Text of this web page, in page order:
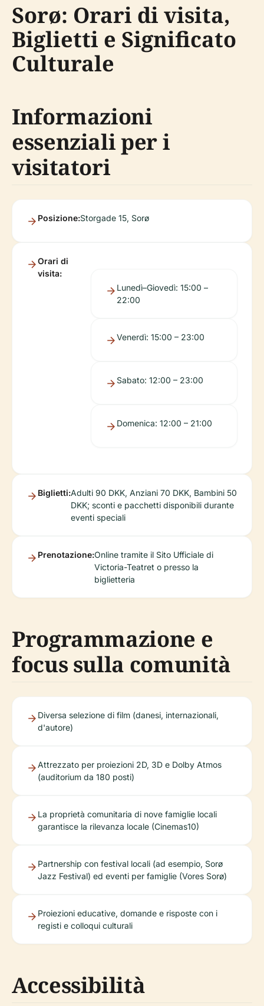
Sorø: Orari di visita,
Biglietti e Significato
Culturale
Informazioni
essenziali per i
visitatori
Posizione:Storgade 15, Sorø
Orari di
visita:
Lunedì–Giovedì: 15:00 –
22:00
Venerdì: 15:00 – 23:00
Sabato: 12:00 – 23:00
Domenica: 12:00 – 21:00
Biglietti:Adulti 90 DKK, Anziani 70 DKK, Bambini 50
DKK; sconti e pacchetti disponibili durante
eventi speciali
Prenotazione:Online tramite il Sito Ufficiale di
Victoria-Teatret o presso la
biglietteria
Programmazione e
focus sulla comunità
Diversa selezione di film (danesi, internazionali,
d'autore)
Attrezzato per proiezioni 2D, 3D e Dolby Atmos
(auditorium da 180 posti)
La proprietà comunitaria di nove famiglie locali
garantisce la rilevanza locale (Cinemas10)
Partnership con festival locali (ad esempio, Sorø
Jazz Festival) ed eventi per famiglie (Vores Sorø)
Proiezioni educative, domande e risposte con i
registi e colloqui culturali
Accessibilità